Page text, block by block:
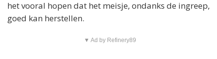
het vooral hopen dat het meisje, ondanks de ingreep,
goed kan herstellen.
▼ Ad by Refinery89